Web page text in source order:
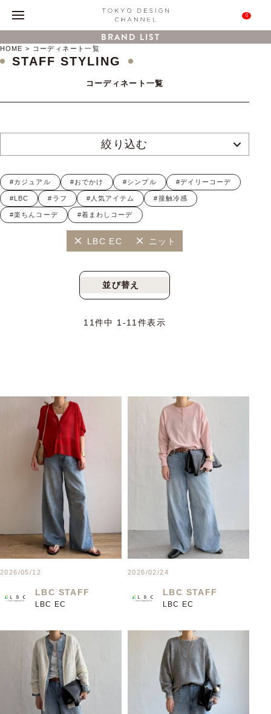
0
BRAND LIST
HOME コーディネート一覧
STAFF STYLING
コーディネート一覧
絞り込む
#カジュアル #おでかけ #シンプル #デイリーコーデ
#LBC #ラフ #人気アイテム #接触冷感
#楽ちんコーデ #着まわしコーデ
LBC EC ニット
並び替え
11 件中 1 -11 件表示
2026/05/12
LBC STAFF
LBC EC
2026/02/24
LBC STAFF
LBC EC